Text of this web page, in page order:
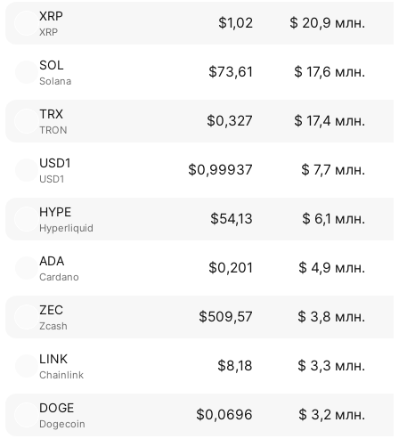
XRP
XRP
$1,02 $ 20,9 млн.
SOL
Solana
$73,61 $ 17,6 млн.
TRX
TRON
$0,327 $ 17,4 млн.
USD1
USD1
$0,99937 $ 7,7 млн.
HYPE
Hyperliquid
$54,13 $ 6,1 млн.
ADA
Cardano
$0,201 $ 4,9 млн.
ZEC
Zcash
$509,57 $ 3,8 млн.
LINK
Chainlink
$8,18 $ 3,3 млн.
DOGE
Dogecoin
$0,0696 $ 3,2 млн.